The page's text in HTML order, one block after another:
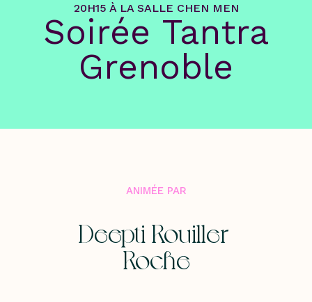
20H15 À LA SALLE CHEN MEN
Soirée Tantra
Grenoble
ANIMÉE PAR
Deepti Rouiller-
Roche